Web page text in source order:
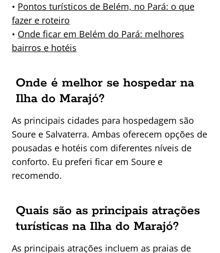
• Pontos turísticos de Belém, no Pará: o que
fazer e roteiro
• Onde ficar em Belém do Pará: melhores
bairros e hotéis
Onde é melhor se hospedar na
Ilha do Marajó?
As principais cidades para hospedagem são
Soure e Salvaterra. Ambas oferecem opções de
pousadas e hotéis com diferentes níveis de
conforto. Eu preferi ficar em Soure e
recomendo.
Quais são as principais atrações
turísticas na Ilha do Marajó?
As principais atrações incluem as praias de